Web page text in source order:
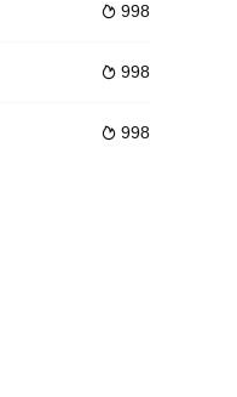
期的十一，在自己18岁生日这
欲望及欲望决斗之下鲜血淋
 998
 998
 998